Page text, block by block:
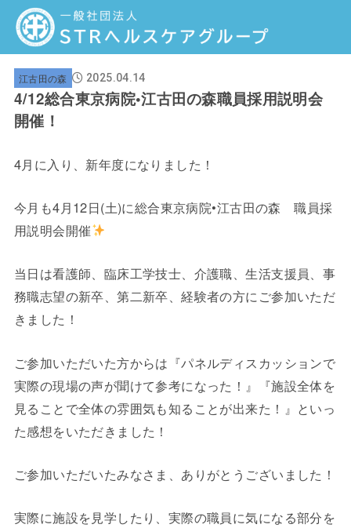
江古田の森 2025.04.14
4/12総合東京病院•江古田の森職員採用説明会
開催！
4月に入り、新年度になりました！
今月も4月12日(土)に総合東京病院•江古田の森 職員採
用説明会開催
当日は看護師、臨床工学技士、介護職、生活支援員、事
務職志望の新卒、第二新卒、経験者の方にご参加いただ
きました！
ご参加いただいた方からは『パネルディスカッションで
実際の現場の声が聞けて参考になった！』『施設全体を
見ることで全体の雰囲気も知ることが出来た！』といっ
た感想をいただきました！
ご参加いただいたみなさま、ありがとうございました！
実際に施設を見学したり、実際の職員に気になる部分を